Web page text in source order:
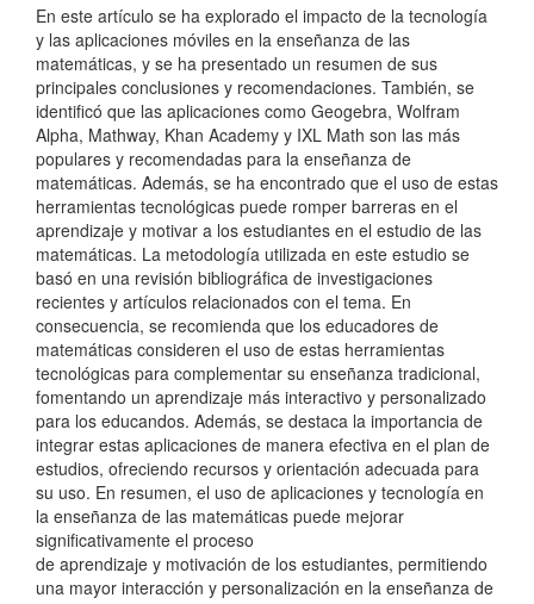
En este artículo se ha explorado el impacto de la tecnología
y las aplicaciones móviles en la enseñanza de las
matemáticas, y se ha presentado un resumen de sus
principales conclusiones y recomendaciones. También, se
identificó que las aplicaciones como Geogebra, Wolfram
Alpha, Mathway, Khan Academy y IXL Math son las más
populares y recomendadas para la enseñanza de
matemáticas. Además, se ha encontrado que el uso de estas
herramientas tecnológicas puede romper barreras en el
aprendizaje y motivar a los estudiantes en el estudio de las
matemáticas. La metodología utilizada en este estudio se
basó en una revisión bibliográfica de investigaciones
recientes y artículos relacionados con el tema. En
consecuencia, se recomienda que los educadores de
matemáticas consideren el uso de estas herramientas
tecnológicas para complementar su enseñanza tradicional,
fomentando un aprendizaje más interactivo y personalizado
para los educandos. Además, se destaca la importancia de
integrar estas aplicaciones de manera efectiva en el plan de
estudios, ofreciendo recursos y orientación adecuada para
su uso. En resumen, el uso de aplicaciones y tecnología en
la enseñanza de las matemáticas puede mejorar
significativamente el proceso
de aprendizaje y motivación de los estudiantes, permitiendo
una mayor interacción y personalización en la enseñanza de